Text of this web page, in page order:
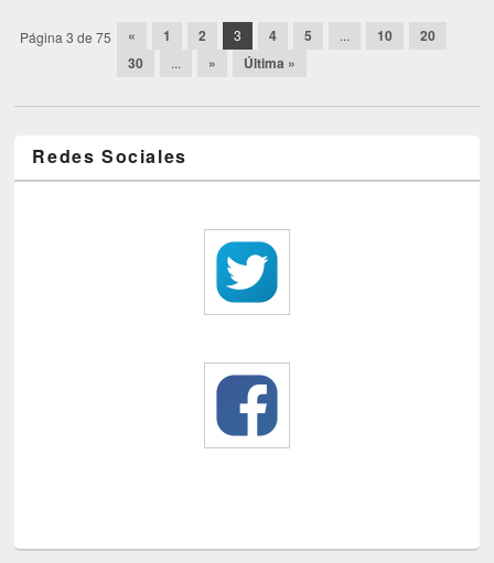
Post navigation
Página 3 de 75 « 1 2 3 4 5 ... 10
20
30
... » Última »
Redes Sociales